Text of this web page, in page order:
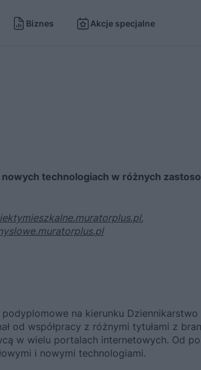
Biznes Akcje specjalne
technologiach w różnych
,
na kierunku Dziennikarstwo
od współpracy z różnymi tytułami z
w wielu portalach internetowych. Od
i nowymi technologiami.